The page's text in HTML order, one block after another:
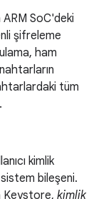
SoC'deki
şifreleme
ham
tüm
kimlik
bileşeni.
Keystore, kimlik